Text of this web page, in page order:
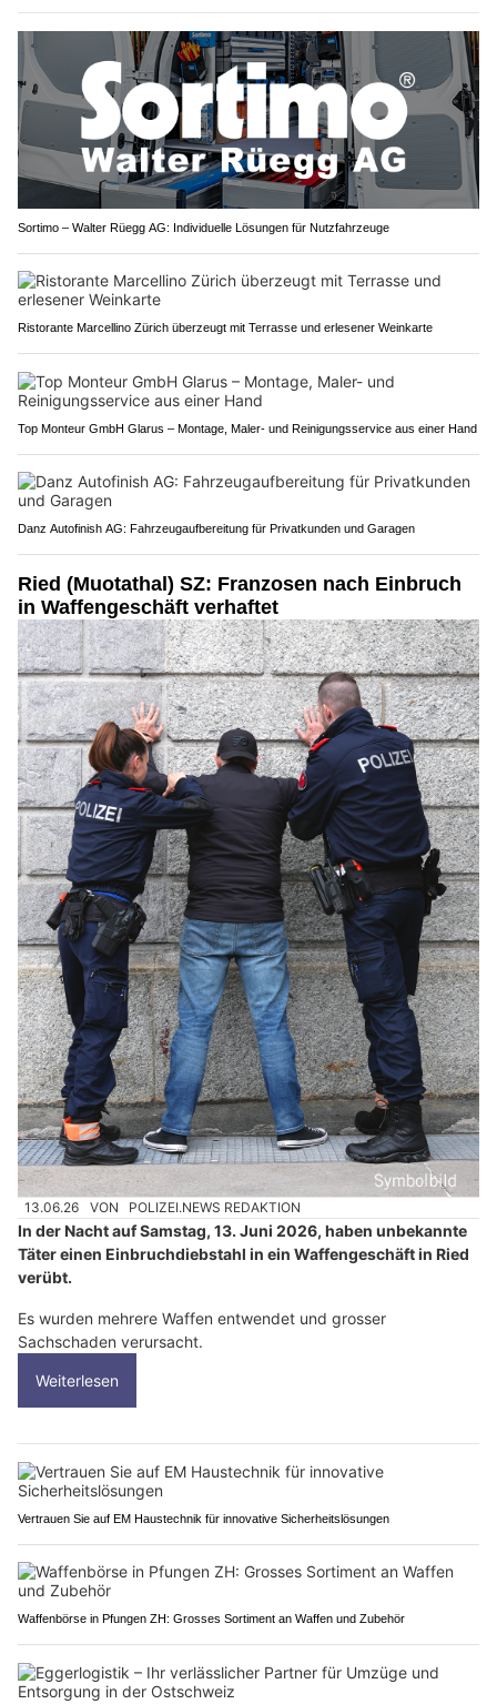
Sortimo – Walter Rüegg AG: Individuelle Lösungen für Nutzfahrzeuge
Ristorante Marcellino Zürich überzeugt mit Terrasse und erlesener Weinkarte
Top Monteur GmbH Glarus – Montage, Maler- und Reinigungsservice aus einer Hand
Danz Autofinish AG: Fahrzeugaufbereitung für Privatkunden und Garagen
Ried (Muotathal) SZ: Franzosen nach Einbruch
in Waffengeschäft verhaftet
13.06.26 VON POLIZEI.NEWS REDAKTION
In der Nacht auf Samstag, 13. Juni 2026, haben unbekannte
Täter einen Einbruchdiebstahl in ein Waffengeschäft in Ried
verübt.
Es wurden mehrere Waffen entwendet und grosser
Sachschaden verursacht.
Weiterlesen
Vertrauen Sie auf EM Haustechnik für innovative Sicherheitslösungen
Waffenbörse in Pfungen ZH: Grosses Sortiment an Waffen und Zubehör